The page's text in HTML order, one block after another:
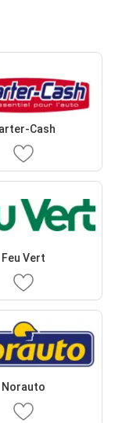
Cash
Feu Vert
Norauto